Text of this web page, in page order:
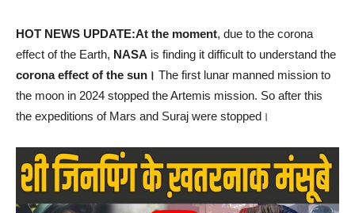
HOT NEWS UPDATE:At the moment, due to the corona
effect of the Earth, NASA is finding it difficult to understand the
corona effect of the sun। The first lunar manned mission to
the moon in 2024 stopped the Artemis mission. So after this
the expeditions of Mars and Suraj were stopped।